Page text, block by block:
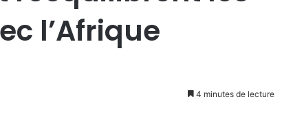
l’Afrique
4 minutes de lecture